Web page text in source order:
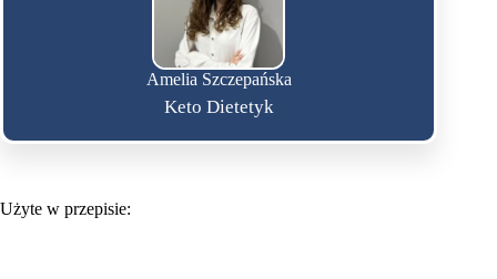
Amelia Szczepańska
Keto Dietetyk
Użyte w przepisie: